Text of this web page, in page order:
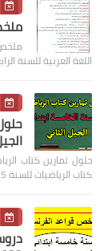
اللغة العربية للسنة
كتاب الرياضيات للسنة 5 الخامسة ا…